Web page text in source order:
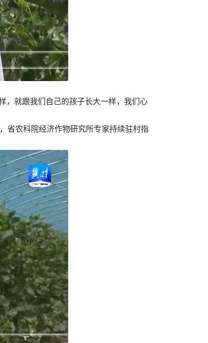
，就跟我们自己的孩子长大一样，我们心
省农科院经济作物研究所专家持续驻村指